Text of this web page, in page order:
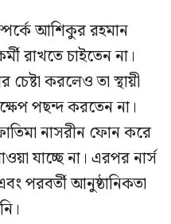
আশিকুর রহমান
রাখতে চাইতেন না।
করলেও তা স্থায়ী
পছন্দ করতেন না।
নাসরীন ফোন করে
যাচ্ছে না। এরপর নার্স
পরবর্তী আনুষ্ঠানিকতা